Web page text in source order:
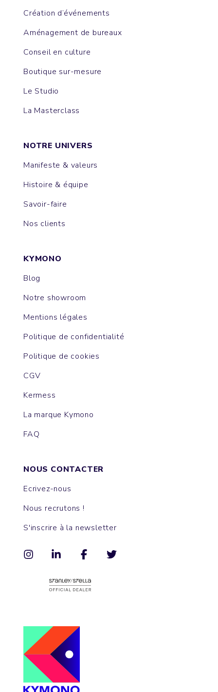
Création d’événements
Aménagement de bureaux
Conseil en culture
Boutique sur-mesure
Le Studio
La Masterclass
NOTRE UNIVERS
Manifeste & valeurs
Histoire & équipe
Savoir-faire
Nos clients
KYMONO
Blog
Notre showroom
Mentions légales
Politique de confidentialité
Politique de cookies
CGV
Kermess
La marque Kymono
FAQ
NOUS CONTACTER
Ecrivez-nous
Nous recrutons !
S'inscrire à la newsletter